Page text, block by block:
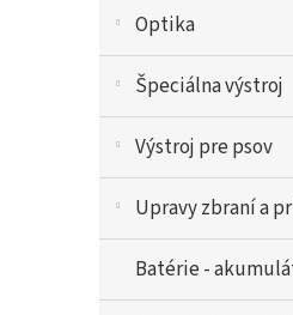
Optika
Špeciálna výstroj
Výstroj pre psov
Upravy zbraní a
Batérie -